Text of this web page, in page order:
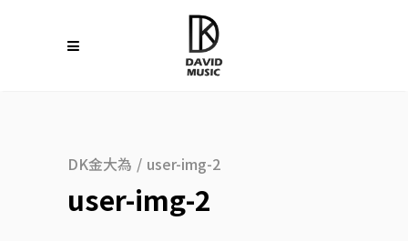
DK金大為 / user-img-2
user-img-2